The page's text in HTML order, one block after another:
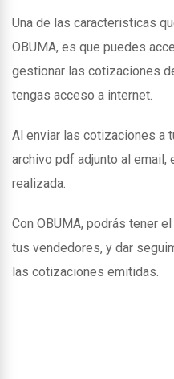
Una de las caracteristicas
OBUMA, es que puedes
gestionar las cotizaciones
tengas acceso a internet.
Al enviar las cotizaciones a
archivo pdf adjunto al email,
realizada.
Con OBUMA, podrás tener
tus vendedores, y dar
las cotizaciones emitidas.